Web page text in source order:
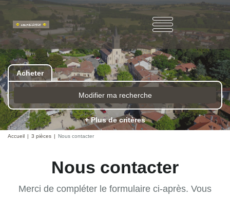
Acheter
Modifier ma recherche
+ Plus de critères
Accueil 3 pièces Nous contacter
Nous contacter
Merci de compléter le formulaire ci-après. Vous